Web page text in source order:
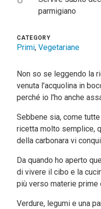
parmigiano
CATEGORY
Primi, Vegetariane
Non so se leggendo la
venuta l'acquolina in
perché io l'ho anche
Sebbene sia, come
ricetta molto semplice,
della carbonara vi
Da quando ho aperto
di vivere il cibo e la
più verso materie prime
Verdure, legumi e una